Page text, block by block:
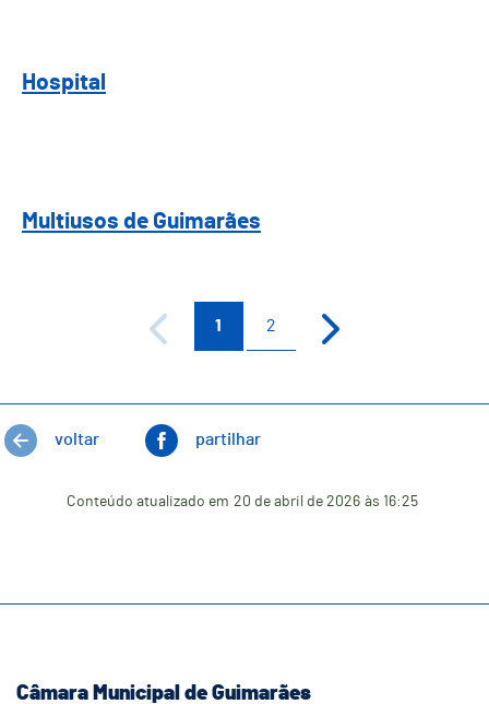
Hospital
Multiusos de Guimarães
1 2
voltar partilhar
Conteúdo atualizado em 20 de abril de 2026 às 16:25
Câmara Municipal de Guimarães